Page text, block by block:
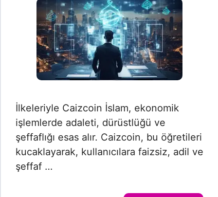
İlkeleriyle Caizcoin İslam, ekonomik
işlemlerde adaleti, dürüstlüğü ve
şeffaflığı esas alır. Caizcoin, bu öğretileri
kucaklayarak, kullanıcılara faizsiz, adil ve
şeffaf …